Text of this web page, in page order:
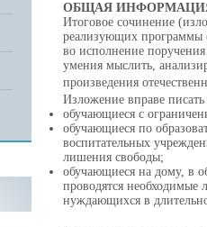
ОБЩАЯ
Итоговое сочинение
реализующих программы
во исполнение
умения мыслить,
произведения
Изложение вправе
обучающиеся с
обучающиеся по
воспитательных
лишения свободы;
обучающиеся на дому, в
проводятся необходимые
нуждающихся в